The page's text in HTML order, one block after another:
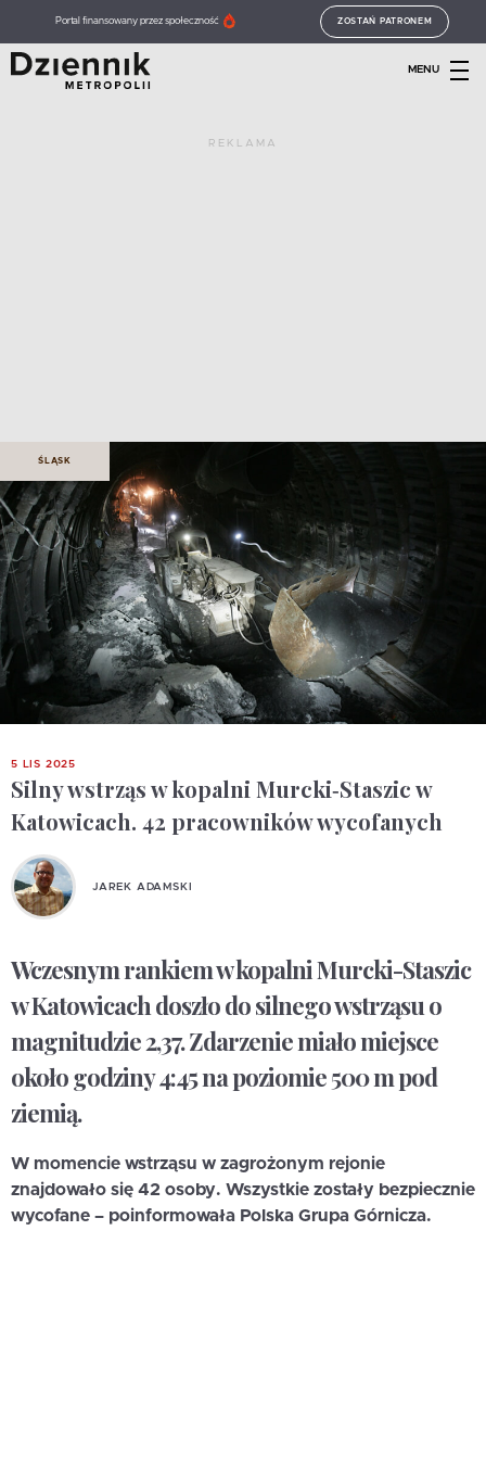
Portal finansowany przez społeczność ZOSTAŃ PATRONEM
MENU
REKLAMA
ŚLĄSK
5 LIS 2025
Silny wstrząs w kopalni Murcki‑Staszic w
Katowicach. 42 pracowników wycofanych
JAREK ADAMSKI
Wczesnym rankiem w kopalni Murcki-Staszic
w Katowicach doszło do silnego wstrząsu o
magnitudzie 2,37. Zdarzenie miało miejsce
około godziny 4:45 na poziomie 500 m pod
ziemią.
W momencie wstrząsu w zagrożonym rejonie
znajdowało się 42 osoby. Wszystkie zostały bezpiecznie
wycofane – poinformowała Polska Grupa Górnicza.